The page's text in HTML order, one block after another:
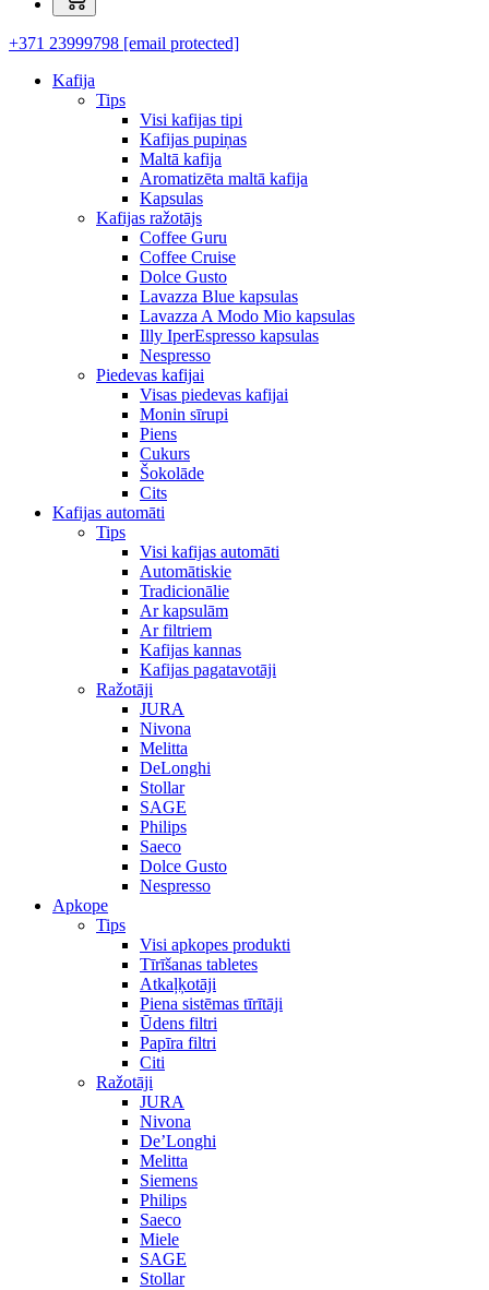
+371 23999798 [email protected]
Kafija
Tips
Visi kafijas tipi
Kafijas pupiņas
Maltā kafija
Aromatizēta maltā kafija
Kapsulas
Kafijas ražotājs
Coffee Guru
Coffee Cruise
Dolce Gusto
Lavazza Blue kapsulas
Lavazza A Modo Mio kapsulas
Illy IperEspresso kapsulas
Nespresso
Piedevas kafijai
Visas piedevas kafijai
Monin sīrupi
Piens
Cukurs
Šokolāde
Cits
Kafijas automāti
Tips
Visi kafijas automāti
Automātiskie
Tradicionālie
Ar kapsulām
Ar filtriem
Kafijas kannas
Kafijas pagatavotāji
Ražotāji
JURA
Nivona
Melitta
DeLonghi
Stollar
SAGE
Philips
Saeco
Dolce Gusto
Nespresso
Apkope
Tips
Visi apkopes produkti
Tīrīšanas tabletes
Atkaļķotāji
Piena sistēmas tīrītāji
Ūdens filtri
Papīra filtri
Citi
Ražotāji
JURA
Nivona
De’Longhi
Melitta
Siemens
Philips
Saeco
Miele
SAGE
Stollar